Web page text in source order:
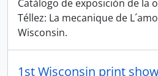
Catálogo de exposición de la
Téllez: La mecanique de
Wisconsin.